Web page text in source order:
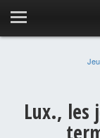
Lux., les